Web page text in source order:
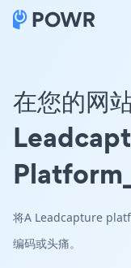
在您的网
将A Leadcapture
编码或头痛。